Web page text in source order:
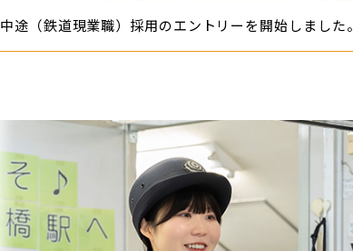
中途（鉄道現業職）採用のエントリーを開始しました。